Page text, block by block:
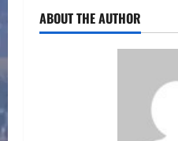
ABOUT THE AUTHOR